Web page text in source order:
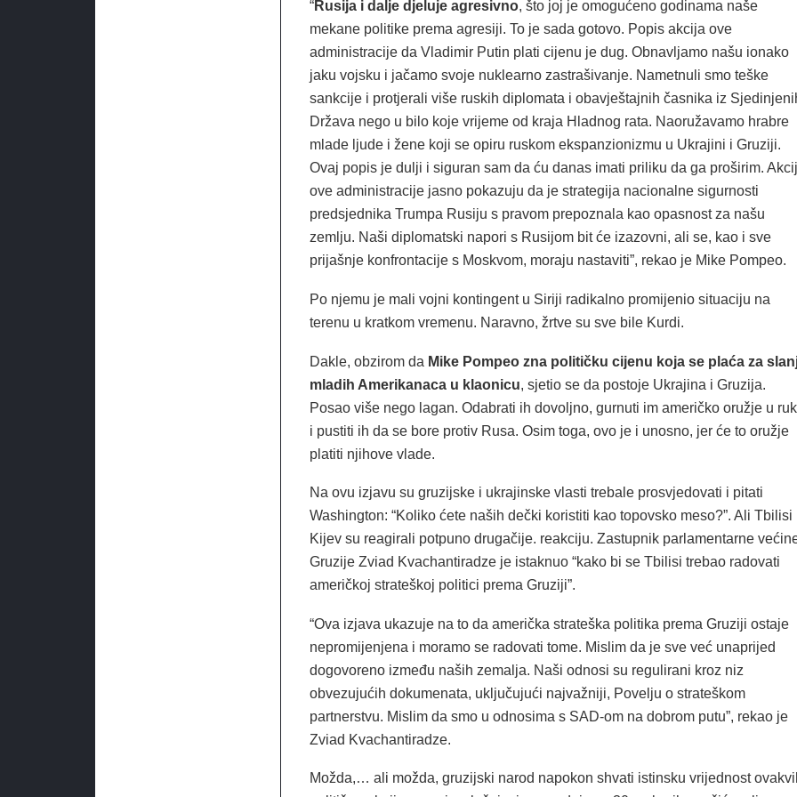
“Rusija i dalje djeluje agresivno, što joj je omogućeno godinama naše
mekane politike prema agresiji. To je sada gotovo. Popis akcija ove
administracije da Vladimir Putin plati cijenu je dug. Obnavljamo našu ionako
jaku vojsku i jačamo svoje nuklearno zastrašivanje. Nametnuli smo teške
sankcije i protjerali više ruskih diplomata i obavještajnih časnika iz
Država nego u bilo koje vrijeme od kraja Hladnog rata. Naoružavamo hrabre
mlade ljude i žene koji se opiru ruskom ekspanzionizmu u Ukrajini i Gruziji.
Ovaj popis je dulji i siguran sam da ću danas imati priliku da ga proširim.
ove administracije jasno pokazuju da je strategija nacionalne sigurnosti
predsjednika Trumpa Rusiju s pravom prepoznala kao opasnost za našu
zemlju. Naši diplomatski napori s Rusijom bit će izazovni, ali se, kao i sve
prijašnje konfrontacije s Moskvom, moraju nastaviti”, rekao je Mike Pompeo.
Po njemu je mali vojni kontingent u Siriji radikalno promijenio situaciju na
terenu u kratkom vremenu. Naravno, žrtve su sve bile Kurdi.
Dakle, obzirom da Mike Pompeo zna političku cijenu koja se plaća za
mladih Amerikanaca u klaonicu, sjetio se da postoje Ukrajina i Gruzija.
Posao više nego lagan. Odabrati ih dovoljno, gurnuti im američko oružje u
i pustiti ih da se bore protiv Rusa. Osim toga, ovo je i unosno, jer će to oružje
platiti njihove vlade.
Na ovu izjavu su gruzijske i ukrajinske vlasti trebale prosvjedovati i pitati
Washington: “Koliko ćete naših dečki koristiti kao topovsko meso?”. Ali Tbilisi
Kijev su reagirali potpuno drugačije. reakciju. Zastupnik parlamentarne
Gruzije Zviad Kvachantiradze je istaknuo “kako bi se Tbilisi trebao radovati
američkoj strateškoj politici prema Gruziji”.
“Ova izjava ukazuje na to da američka strateška politika prema Gruziji ostaje
nepromijenjena i moramo se radovati tome. Mislim da je sve već unaprijed
dogovoreno između naših zemalja. Naši odnosi su regulirani kroz niz
obvezujućih dokumenata, uključujući najvažniji, Povelju o strateškom
partnerstvu. Mislim da smo u odnosima s SAD-om na dobrom putu”, rekao je
Zviad Kvachantiradze.
Možda,… ali možda, gruzijski narod napokon shvati istinsku vrijednost